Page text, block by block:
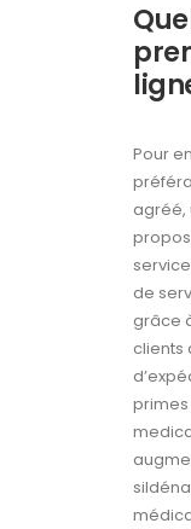
Pour
agréé,
de
grâce
clients